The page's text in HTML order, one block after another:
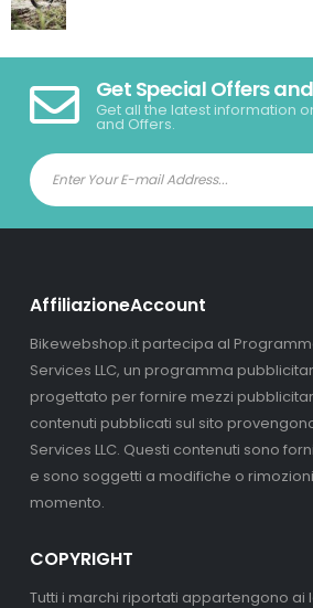
Get Special Offers
Get all the latest information
and Offers.
AffiliazioneAccount
Bikewebshop.it partecipa al
Services LLC, un programma
progettato per fornire mezzi
contenuti pubblicati sul sito
Services LLC. Questi contenuti sono
e sono soggetti a modifiche o
momento.
COPYRIGHT
Tutti i marchi riportati appartengono ai